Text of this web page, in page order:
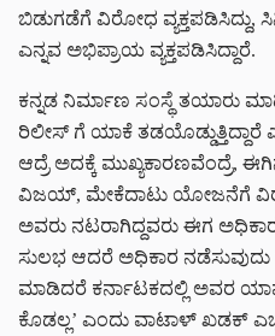
ಬಿಡುಗಡೆಗೆ ವಿರೋಧ ವ್ಯಕ್ತಪಡಿಸಿದ್ದು,
ಎನ್ನವ ಅಭಿಪ್ರಾಯ ವ್ಯಕ್ತಪಡಿಸಿದ್ದಾರೆ.
ಕನ್ನಡ ನಿರ್ಮಾಣ ಸಂಸ್ಥೆ ತಯಾರು
ರಿಲೀಸ್ ಗೆ ಯಾಕೆ
ಆದ್ರೆ ಅದಕ್ಕೆ ಮುಖ್ಯಕಾರಣವೆಂದ್ರೆ,
ವಿಜಯ್, ಮೇಕೆದಾಟು ಯೋಜನೆಗೆ
ಅವರು ನಟರಾಗಿದ್ದವರು ಈಗ
ಸುಲಭ ಆದರೆ ಅಧಿಕಾರ
ಮಾಡಿದರೆ ಕರ್ನಾಟಕದಲ್ಲಿ ಅವರ
ಕೊಡಲ್ಲ’ ಎಂದು ವಾಟಾಳ್ ಖಡಕ್